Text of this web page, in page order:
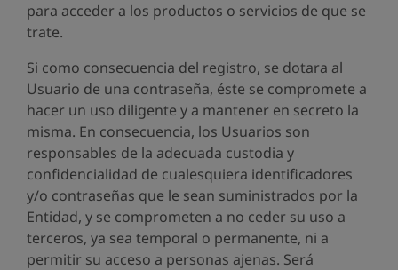
para acceder a los productos o servicios de que se
trate.
Si como consecuencia del registro, se dotara al
Usuario de una contraseña, éste se compromete a
hacer un uso diligente y a mantener en secreto la
misma. En consecuencia, los Usuarios son
responsables de la adecuada custodia y
confidencialidad de cualesquiera identificadores
y/o contraseñas que le sean suministrados por la
Entidad, y se comprometen a no ceder su uso a
terceros, ya sea temporal o permanente, ni a
permitir su acceso a personas ajenas. Será